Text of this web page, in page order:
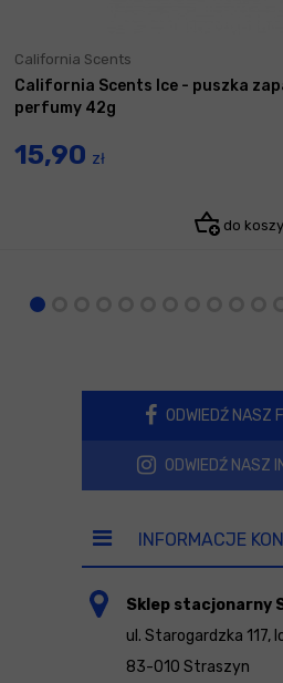
California Scents
California Scents Ice - puszka
perfumy 42g
15,90 zł
do
ODWIEDŹ NASZ
ODWIEDŹ NASZ
INFORMACJE
Sklep stacjonarny
ul. Starogardzka 117,
83-010 Straszyn